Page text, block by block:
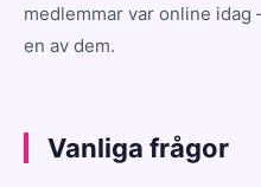
medlemmar var online
en av dem.
Vanliga frågor